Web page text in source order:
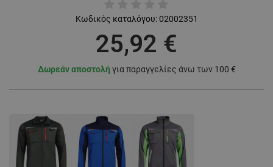
Κωδικός καταλόγου: 02002351
25,92 €
Δωρεάν αποστολή για παραγγελίες άνω των 100 €